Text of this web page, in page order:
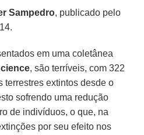
Sampedro, publicado pelo
em uma coletânea
, são terríveis, com 322
terrestres extintos desde o
sofrendo uma redução
de indivíduos, o que, na
por seu efeito nos